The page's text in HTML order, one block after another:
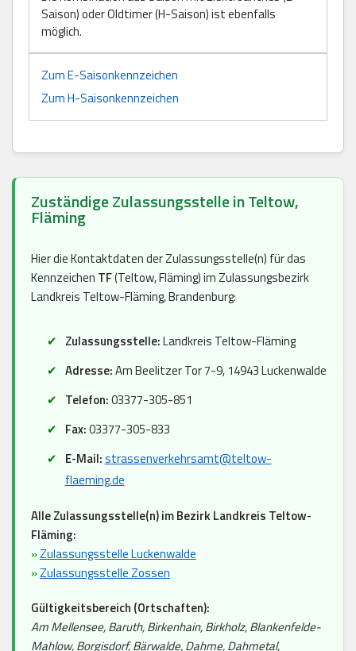
Saison) oder Oldtimer (H-Saison) ist ebenfalls
möglich.
Zum E-Saisonkennzeichen
Zum H-Saisonkennzeichen
Zuständige Zulassungsstelle in Teltow,
Fläming
Hier die Kontaktdaten der Zulassungsstelle(n) für das
Kennzeichen TF(Teltow, Fläming) im Zulassungsbezirk
Landkreis Teltow-Fläming, Brandenburg:
Zulassungsstelle:Landkreis Teltow-Fläming
Adresse:Am Beelitzer Tor 7-9, 14943 Luckenwalde
Telefon:03377-305-851
Fax:03377-305-833
E-Mail:strassenverkehrsamt@teltow-
flaeming.de
Alle Zulassungsstelle(n) im Bezirk Landkreis Teltow-
Fläming:
»Zulassungsstelle Luckenwalde
»Zulassungsstelle Zossen
Gültigkeitsbereich (Ortschaften):
Am Mellensee, Baruth, Birkenhain, Birkholz, Blankenfelde-
Mahlow, Borgisdorf, Bärwalde, Dahme, Dahmetal,